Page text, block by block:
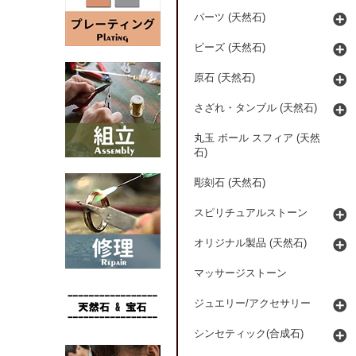
パーツ (天然石)
ビーズ (天然石)
原石 (天然石)
さざれ・タンブル (天然石)
丸玉 ボール スフィア (天然
石)
彫刻石 (天然石)
スピリチュアルストーン
オリジナル製品 (天然石)
マッサージストーン
ジュエリー/アクセサリー
シンセティック(合成石)